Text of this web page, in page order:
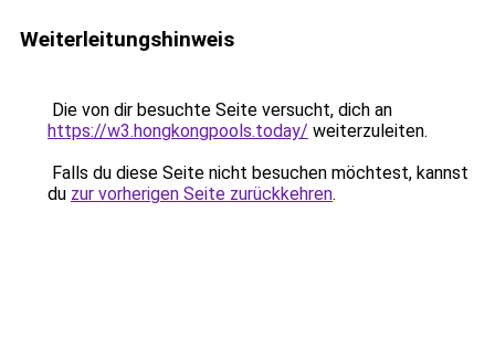
Weiterleitungshinweis
Die von dir besuchte Seite versucht, dich an
https://w3.hongkongpools.today/ weiterzuleiten.
Falls du diese Seite nicht besuchen möchtest, kannst
du zur vorherigen Seite zurückkehren.